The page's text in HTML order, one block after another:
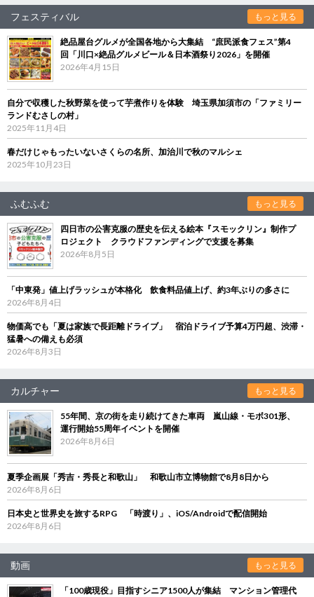
フェスティバル もっと見る
絶品屋台グルメが全国各地から大集結 “庶民派食フェス”第4
回「川口×絶品グルメビール＆日本酒祭り2026」を開催
2026年4月15日
自分で収穫した秋野菜を使って芋煮作りを体験 埼玉県加須市の「ファミリー
ランドむさしの村」
2025年11月4日
春だけじゃもったいないさくらの名所、加治川で秋のマルシェ
2025年10月23日
ふむふむ もっと見る
四日市の公害克服の歴史を伝える絵本『スモックリン』制作プ
ロジェクト クラウドファンディングで支援を募集
2026年8月5日
「中東発」値上げラッシュが本格化 飲食料品値上げ、約3年ぶりの多さに
2026年8月4日
物価高でも「夏は家族で長距離ドライブ」 宿泊ドライブ予算4万円超、渋滞・
猛暑への備えも必須
2026年8月3日
カルチャー もっと見る
55年間、京の街を走り続けてきた車両 嵐山線・モボ301形、
運行開始55周年イベントを開催
2026年8月6日
夏季企画展「秀吉・秀長と和歌山」 和歌山市立博物館で8月8日から
2026年8月6日
日本史と世界史を旅するRPG 「時渡り」、iOS/Androidで配信開始
2026年8月6日
動画 もっと見る
「100歳現役」目指すシニア1500人が集結 マンション管理代